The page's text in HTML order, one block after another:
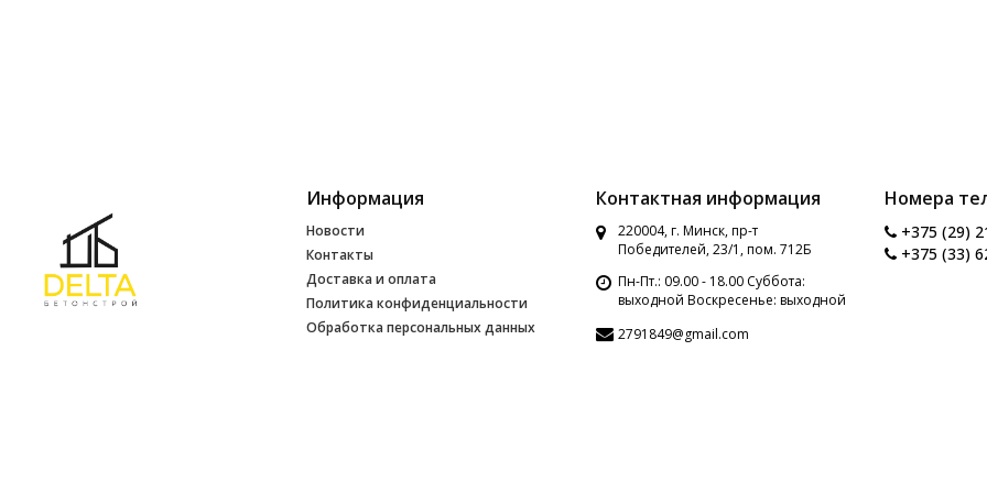
Информация
Новости
Контакты
Доставка и оплата
Политика конфиденциальности
Обработка персональных данных
Контактная информация
220004, г. Минск, пр-т
Победителей, 23/1, пом. 712Б
Пн-Пт.: 09.00 - 18.00 Суббота:
выходной Воскресенье: выходной
2791849@gmail.com
Номера
+375 (29)
+375 (33)